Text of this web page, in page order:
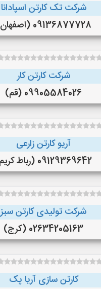
شرکت تک کارتن اسپادانا
09136877728 (اصفهان)
شرکت کارتن کار
09905584026 (قم)
آریو کارتن زارعی
09129369642 (رباط کریم)
شرکت تولیدی کارتن سبز
02634205163 (کرج)
کارتن سازی آریا پک